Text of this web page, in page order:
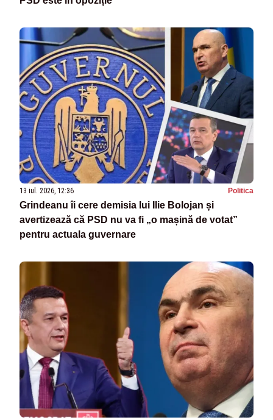
13 iul. 2026, 12:36 Politica
Grindeanu îi cere demisia lui Ilie Bolojan și
avertizează că PSD nu va fi „o mașină de votat”
pentru actuala guvernare